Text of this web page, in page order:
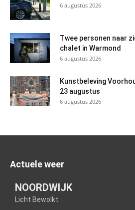
6 augustus 2026
Twee personen naar
chalet in Warmond
6 augustus 2026
Kunstbeleving
23 augustus
6 augustus 2026
Actuele weer
NOORDWIJK
Licht Bewolkt